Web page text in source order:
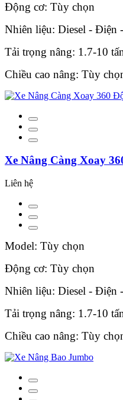
Động cơ: Tùy chọn
Nhiên liệu: Diesel - Điện
Tải trọng nâng: 1.7-10
Chiều cao nâng: Tùy
Xe Nâng Càng Xoay
Liên hệ
Model: Tùy chọn
Động cơ: Tùy chọn
Nhiên liệu: Diesel - Điện
Tải trọng nâng: 1.7-10
Chiều cao nâng: Tùy